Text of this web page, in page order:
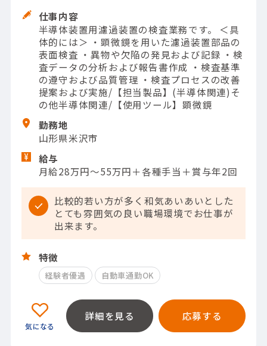
仕事内容
半導体装置用濾過装置の検査業務です。 ＜具
体的には＞ ・顕微鏡を用いた濾過装置部品の
表面検査 ・異物や欠陥の発見および記録 ・検
査データの分析および報告書作成 ・検査基準
の遵守および品質管理 ・検査プロセスの改善
提案および実施/【担当製品】(半導体関連)そ
の他半導体関連/【使用ツール】顕微鏡
勤務地
山形県米沢市
給与
月給28万円～55万円＋各種手当＋賞与年2回
比較的若い方が多く和気あいあいとした
とても雰囲気の良い職場環境でお仕事が
出来ます。
特徴
経験者優遇 自動車通勤OK
詳細を見る 応募する